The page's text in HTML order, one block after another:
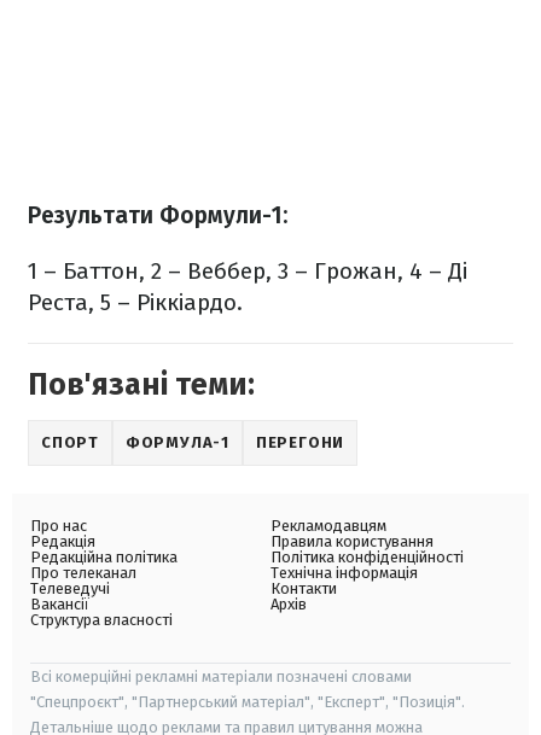
Результати Формули-1:
1 – Баттон, 2 – Веббер, 3 – Грожан, 4 – Ді
Реста, 5 – Ріккіардо.
Пов'язані теми:
СПОРТ ФОРМУЛА-1 ПЕРЕГОНИ
Про нас
Редакція
Редакційна політика
Про телеканал
Телеведучі
Вакансії
Структура власності
Рекламодавцям
Правила користування
Політика конфіденційності
Технічна інформація
Контакти
Архів
Всі комерційні рекламні матеріали позначені словами
"Спецпроєкт", "Партнерський матеріал", "Експерт", "Позиція".
Детальніше щодо реклами та правил цитування можна